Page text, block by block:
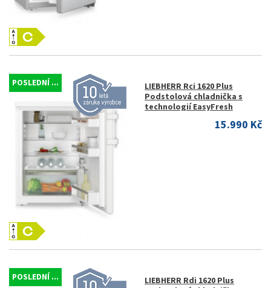
POSLEDNÍ ...
LIEBHERR Rci 1620 Plus
Podstolová chladnička s
technologií EasyFresh
15.990 Kč
POSLEDNÍ ...
LIEBHERR Rdi 1620 Plus